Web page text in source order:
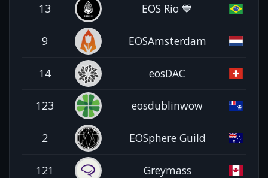
13 EOS Rio 💙
9 EOSAmsterdam
14 eosDAC
123 eosdublinwow
2 EOSphere Guild
121 Greymass